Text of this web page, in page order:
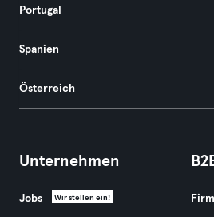
Portugal
Spanien
Österreich
Unternehmen
Jobs Wir stellen ein!